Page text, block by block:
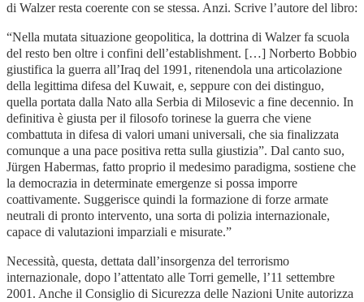
di Walzer resta coerente con se stessa. Anzi. Scrive l’autore del libro:
“Nella mutata situazione geopolitica, la dottrina di Walzer fa scuola
del resto ben oltre i confini dell’establishment. […] Norberto Bobbio
giustifica la guerra all’Iraq del 1991, ritenendola una articolazione
della legittima difesa del Kuwait, e, seppure con dei distinguo,
quella portata dalla Nato alla Serbia di Milosevic a fine decennio. In
definitiva è giusta per il filosofo torinese la guerra che viene
combattuta in difesa di valori umani universali, che sia finalizzata
comunque a una pace positiva retta sulla giustizia”. Dal canto suo,
Jürgen Habermas, fatto proprio il medesimo paradigma, sostiene che
la democrazia in determinate emergenze si possa imporre
coattivamente. Suggerisce quindi la formazione di forze armate
neutrali di pronto intervento, una sorta di polizia internazionale,
capace di valutazioni imparziali e misurate.”
Necessità, questa, dettata dall’insorgenza del terrorismo
internazionale, dopo l’attentato alle Torri gemelle, l’11 settembre
2001. Anche il Consiglio di Sicurezza delle Nazioni Unite autorizza